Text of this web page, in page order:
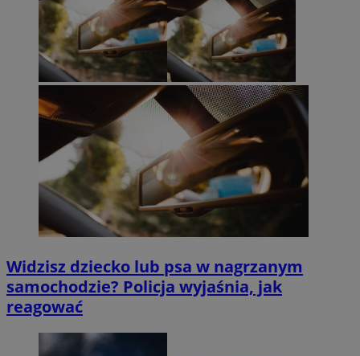
Widzisz dziecko lub psa w nagrzanym
samochodzie? Policja wyjaśnia, jak
reagować